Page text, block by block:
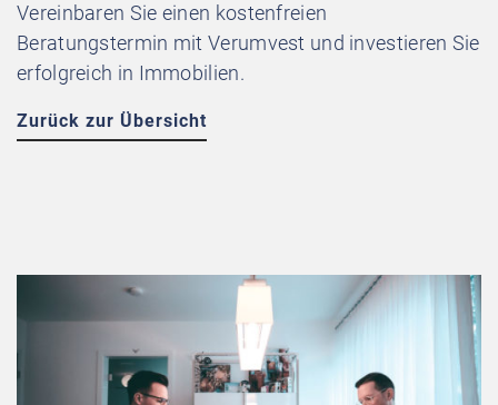
Vereinbaren Sie einen kostenfreien
Beratungstermin mit Verumvest und investieren Sie
erfolgreich in Immobilien.
Zurück zur Übersicht